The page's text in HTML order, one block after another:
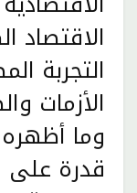
الاقتصاد
التجربة
الأزمات
وما
قدرة على